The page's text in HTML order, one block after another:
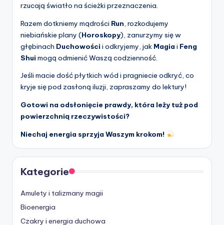
rzucają światło na ścieżki przeznaczenia.
Razem dotkniemy mądrości Run , rozkodujemy
niebiańskie plany (Horoskopy), zanurzymy się w
głębinach Duchowości i odkryjemy, jak Magia i Feng
Shui mogą odmienić Waszą codzienność.
Jeśli macie dość płytkich wód i pragniecie odkryć, co
kryje się pod zasłoną iluzji, zapraszamy do lektury!
Gotowi na odsłonięcie prawdy, która leży tuż pod
powierzchnią rzeczywistości?
Niechaj energia sprzyja Waszym krokom!
Kategorie
Amulety i talizmany magii
Bioenergia
Czakry i energia duchowa